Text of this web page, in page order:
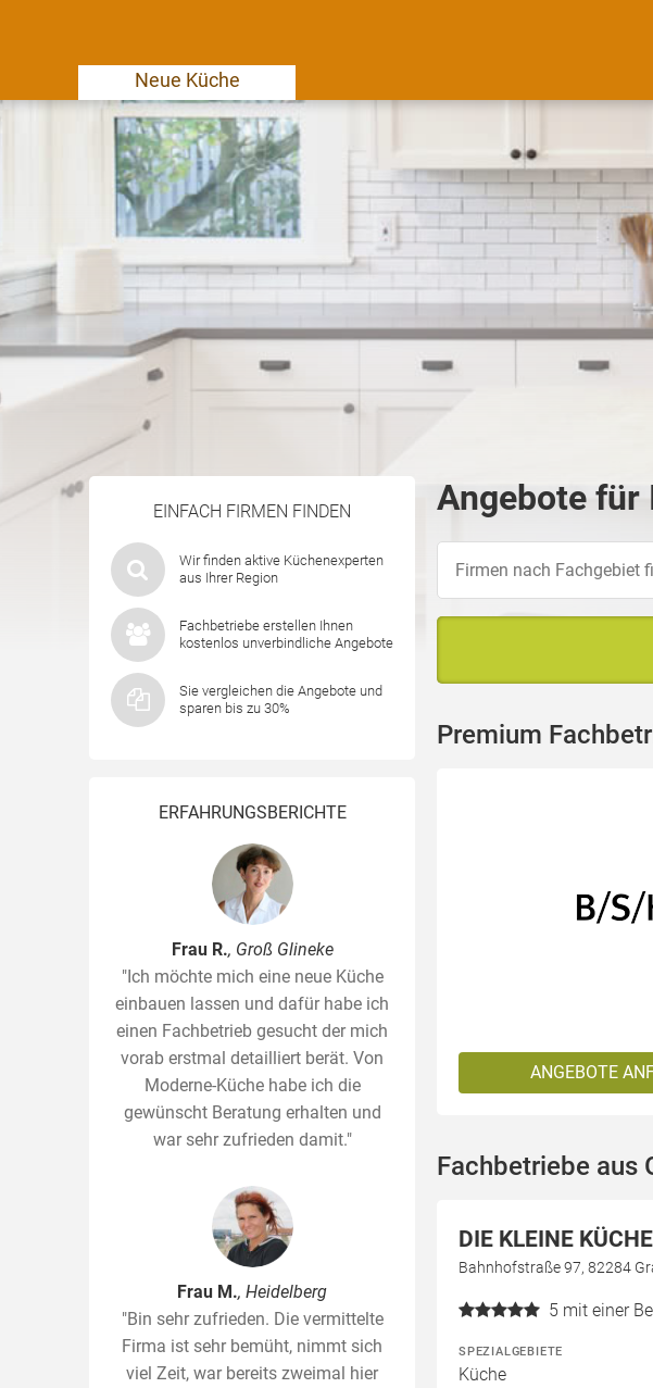
Neue Küche
EINFACH FIRMEN FINDEN
Wir finden aktive Küchenexperten
aus Ihrer Region
Fachbetriebe erstellen Ihnen
kostenlos unverbindliche Angebote
Sie vergleichen die Angebote und
sparen bis zu 30%
ERFAHRUNGSBERICHTE
Frau R., Groß Glineke
"Ich möchte mich eine neue Küche
einbauen lassen und dafür habe ich
einen Fachbetrieb gesucht der mich
vorab erstmal detailliert berät. Von
Moderne-Küche habe ich die
gewünscht Beratung erhalten und
war sehr zufrieden damit."
Frau M., Heidelberg
"Bin sehr zufrieden. Die vermittelte
Firma ist sehr bemüht, nimmt sich
viel Zeit, war bereits zweimal hier
Angebote für
Premium
ANGEBOTE
Fachbetriebe aus
DIE KLEINE
Bahnhofstraße 97, 82284
5 mit einer
SPEZIALGEBIETE
Küche